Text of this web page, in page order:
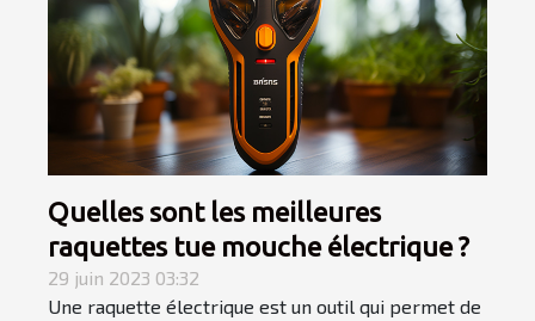
Quelles sont les meilleures
raquettes tue mouche électrique ?
29 juin 2023 03:32
Une raquette électrique est un outil qui permet de